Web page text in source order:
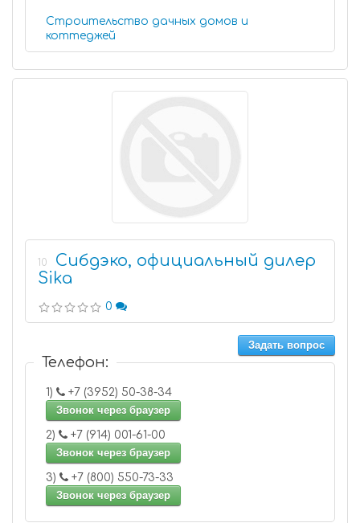
Строительство дачных домов и
коттеджей
10
Сибдэко, официальный дилер
Sika
0
Задать вопрос
Телефон:
1)
+7 (3952) 50-38-34
Звонок через браузер
2)
+7 (914) 001-61-00
Звонок через браузер
3)
+7 (800) 550-73-33
Звонок через браузер